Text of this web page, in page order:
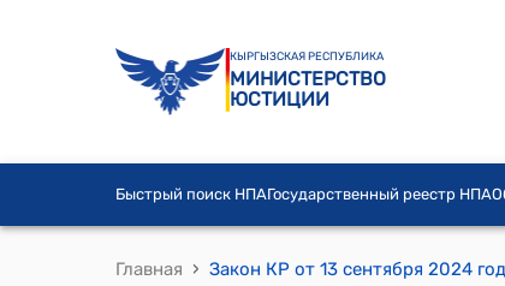
КЫРГЫЗСКАЯ РЕСПУБЛИКА
МИНИСТЕРСТВО
ЮСТИЦИИ
Быстрый поиск НПАГосударственный реестр НПА
Главная ›